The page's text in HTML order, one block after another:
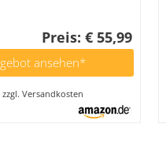
Preis: € 55,99
ansehen*
Versandkosten